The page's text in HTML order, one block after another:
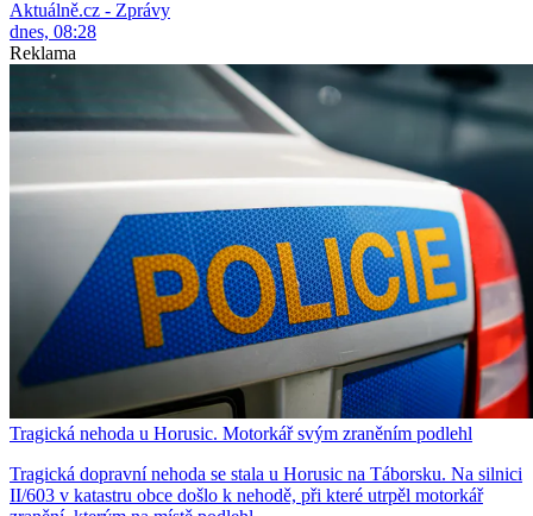
Aktuálně.cz - Zprávy
dnes, 08:28
Reklama
Tragická nehoda u Horusic. Motorkář svým zraněním podlehl
Tragická dopravní nehoda se stala u Horusic na Táborsku. Na silnici
II/603 v katastru obce došlo k nehodě, při které utrpěl motorkář